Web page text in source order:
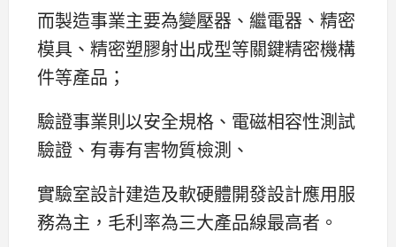
而製造事業主要為變壓器、繼電器、精密
模具、精密塑膠射出成型等關鍵精密機構
件等產品；
驗證事業則以安全規格、電磁相容性測試
驗證、有毒有害物質檢測、
實驗室設計建造及軟硬體開發設計應用服
務為主，毛利率為三大產品線最高者。